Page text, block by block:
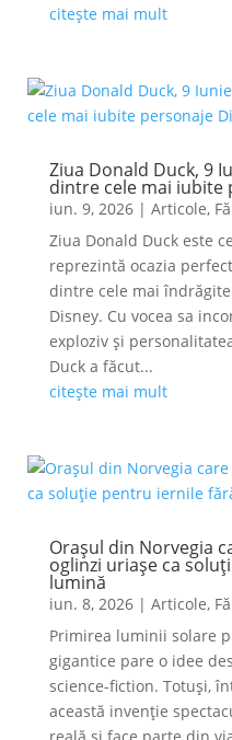
citește mai mult
Ziua Donald Duck, 9
dintre cele mai iubite
iun. 9, 2026| Articole,
Ziua Donald Duck este
reprezintă ocazia
dintre cele mai
Disney. Cu vocea sa
exploziv și
Duck a făcut...
citește mai mult
Orașul din Norvegia
oglinzi uriașe ca
lumină
iun. 8, 2026| Articole,
Primirea luminii solare
gigantice pare o idee
science-fiction. Totuși,
această invenție